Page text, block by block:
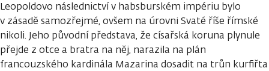
Leopoldovo následnictví v habsburském impériu bylo
v zásadě samozřejmé, ovšem na úrovni Svaté říše římské
nikoli. Jeho původní představa, že císařská koruna plynule
přejde z otce a bratra na něj, narazila na plán
francouzského kardinála Mazarina dosadit na trůn kurfiřta